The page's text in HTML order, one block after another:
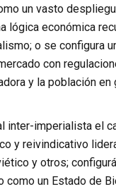
un vasto
lógica económica
o se configura
con
y la población en
imperialista el
y reivindicativo
y otros;
un Estado de